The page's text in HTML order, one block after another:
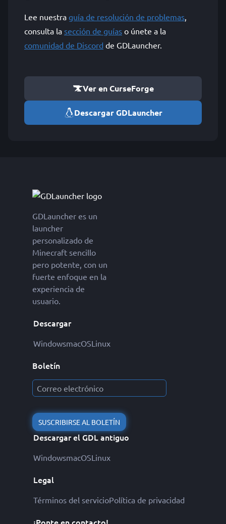
Lee nuestra guía de resolución de problemas,
consulta la sección de guías o únete a la
comunidad de Discord de GDLauncher.
Ver en CurseForge
Descargar GDLauncher
GDLauncher es un
launcher
personalizado de
Minecraft sencillo
pero potente, con un
fuerte enfoque en la
experiencia de
usuario.
Descargar
WindowsmacOSLinux
Boletín
SUSCRIBIRSE AL BOLETÍN
Descargar el GDL antiguo
WindowsmacOSLinux
Legal
Términos del servicioPolítica de privacidad